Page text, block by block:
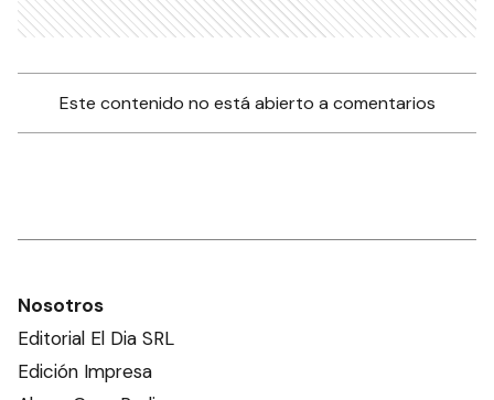
Este contenido no está abierto a comentarios
Nosotros
Editorial El Dia SRL
Edición Impresa